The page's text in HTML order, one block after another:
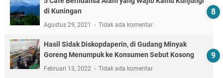
di Kuningan
Agustus 29, 2021 Tidak ada komentar
Hasil Sidak Diskopdaperin, di Gudang Minyak
Goreng Menumpuk ke Konsumen Sebut Kosong
Februari 13, 2022 Tidak ada komentar